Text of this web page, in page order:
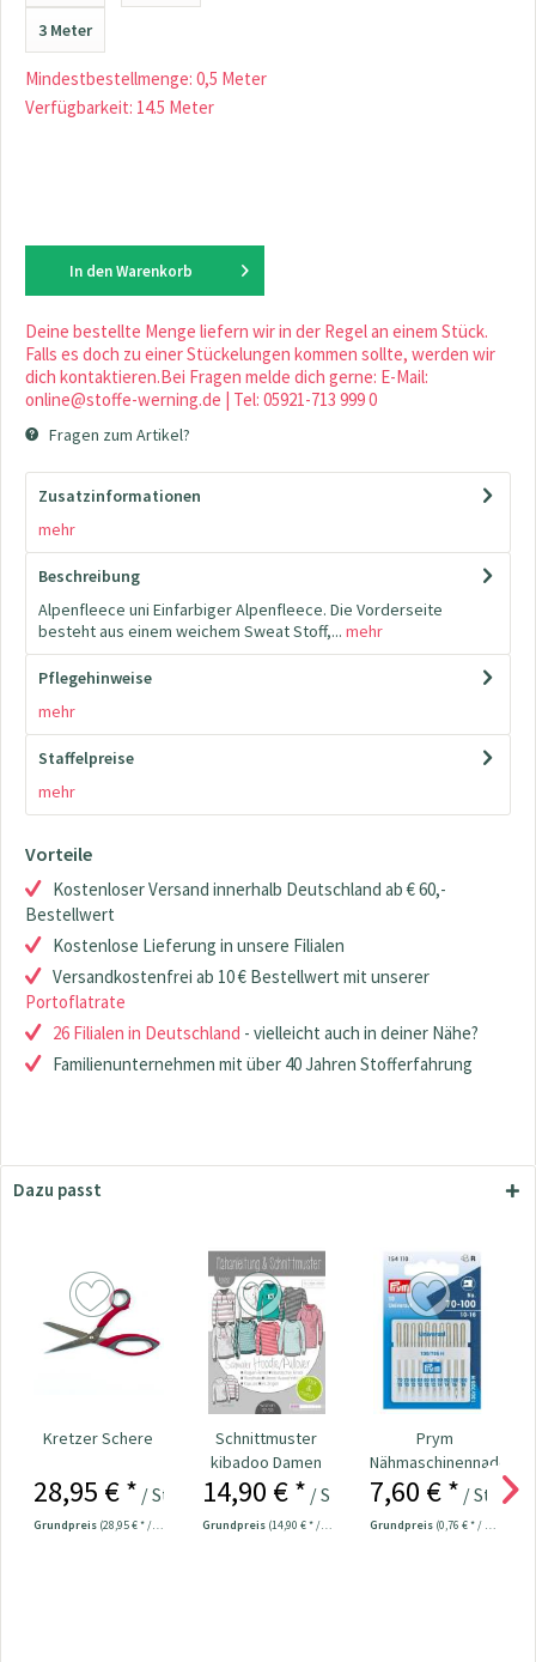
3 Meter
Mindestbestellmenge: 0,5 Meter
Verfügbarkeit: 14.5 Meter
In den Warenkorb
Deine bestellte Menge liefern wir in der Regel an einem Stück.
Falls es doch zu einer Stückelungen kommen sollte, werden wir
dich kontaktieren.Bei Fragen melde dich gerne: E-Mail:
online@stoffe-werning.de | Tel: 05921-713 999 0
Fragen zum Artikel?
Zusatzinformationen
mehr
Beschreibung
Alpenfleece uni Einfarbiger Alpenfleece. Die Vorderseite
besteht aus einem weichem Sweat Stoff,... mehr
Pflegehinweise
mehr
Staffelpreise
mehr
Vorteile
Kostenloser Versand innerhalb Deutschland ab € 60,-
Bestellwert
Kostenlose Lieferung in unsere Filialen
Versandkostenfrei ab 10 € Bestellwert mit unserer
Portoflatrate
26 Filialen in Deutschland - vielleicht auch in deiner Nähe?
Familienunternehmen mit über 40 Jahren Stofferfahrung
Dazu passt
Kretzer Schere
28,95 € * / Stück
Grundpreis (28,95 € * / 1 Stück)
Schnittmuster
kibadoo Damen
Mix&Match
schmale...
14,90 € * / Stück
Grundpreis (14,90 € * / 1 Stück)
Prym
Nähmaschinennadeln
130/705
Universal...
7,60 € * / Stück
Grundpreis (0,76 € * / 1 Stück)